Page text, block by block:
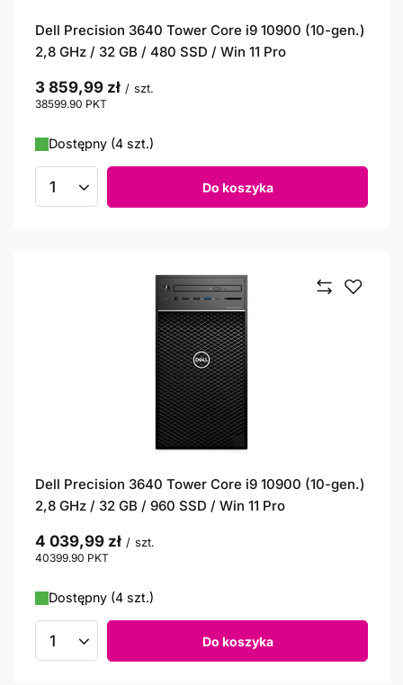
Dell Precision 3640 Tower Core i9 10900 (10-gen.)
2,8 GHz / 32 GB / 480 SSD / Win 11 Pro
3 859,99 zł / szt.
38599.90 PKT
Dostępny (4 szt.)
Ilość produktów Do koszyka
Dell Precision 3640 Tower Core i9 10900 (10-gen.)
2,8 GHz / 32 GB / 960 SSD / Win 11 Pro
4 039,99 zł / szt.
40399.90 PKT
Dostępny (4 szt.)
Ilość produktów Do koszyka